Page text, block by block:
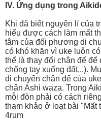
IV. Ứng dụng trong
Khi đã biết nguyên lí của
hiểu được cách làm mất
tâm của đối phương di
có khó khăn vì uke luôn
thể là thay đổi chân đế
chống tay xuống đất,..).
di chuyển chân đế của
chân Ashi waza. Trong
mỗi đòn phải có cách
tham khảo ở loạt bài "Mất
4rum